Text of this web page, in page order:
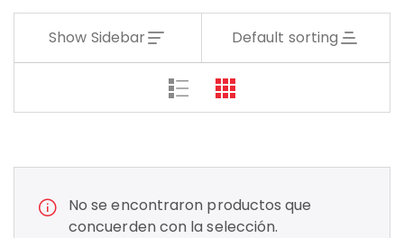
Show Sidebar Default sorting
No se encontraron productos que
concuerden con la selección.